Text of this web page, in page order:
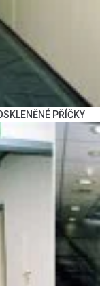
PŘÍČKY